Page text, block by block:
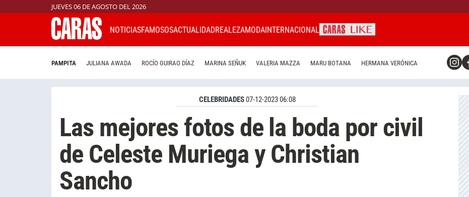
JUEVES 06 DE AGOSTO DEL 2026
NOTICIASFAMOSOSACTUALIDADREALEZAMODAINTERNACIONAL
PAMPITA JULIANA AWADA ROCÍO GUIRAO DÍAZ MARINA SEÑUK VALERIA MAZZA MARU BOTANA HERMANA VERÓNICA
CELEBRIDADES07-12-2023 06:08
Las mejores fotos de la boda por civil
de Celeste Muriega y Christian
Sancho